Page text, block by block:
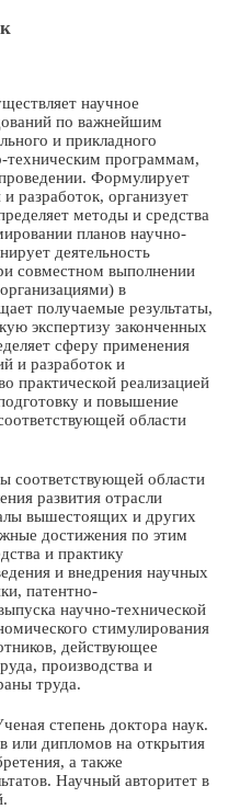
научное
по важнейшим
и прикладного
техническим программам,
Формулирует
разработок, организует
методы и средства
планов научно-
деятельность
совместном выполнении
в
получаемые результаты,
экспертизу законченных
сферу применения
и разработок и
практической реализацией
и повышение
области
соответствующей области
развития отрасли
вышестоящих и других
достижения по этим
и практику
и внедрения научных
патентно-
научно-технической
стимулирования
действующее
производства и
труда.
степень доктора наук.
или дипломов на открытия
а также
Научный авторитет в